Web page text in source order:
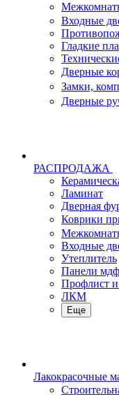
Входные
Гладкие
Дверные
Замки,
Дверные
РАСПРОДАЖА
Ламинат
Дверная
Коврики
Входные
Утеплитель
Панели мдф
Профлист и
ЛКМ
Еще
Лакокрасочные